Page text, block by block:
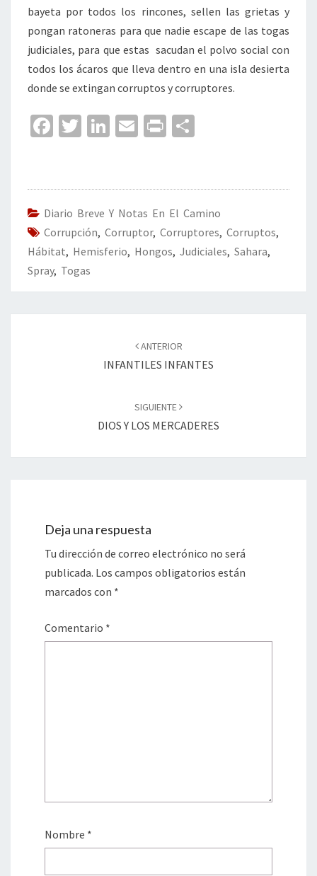
bayeta por todos los rincones, sellen las grietas y
pongan ratoneras para que nadie escape de las togas
judiciales, para que estas sacudan el polvo social con
todos los ácaros que lleva dentro en una isla desierta
donde se extingan corruptos y corruptores.
Fa
o
o
k
T
er
Li
dI
n
E
l
Pr
p
ar
tir
Diario Breve Y Notas En El Camino
Corrupción, Corruptor, Corruptores, Corruptos,
Hábitat, Hemisferio, Hongos, Judiciales, Sahara,
Spray, Togas
ANTERIOR
INFANTILES INFANTES
SIGUIENTE
DIOS Y LOS MERCADERES
Deja una respuesta
Tu dirección de correo electrónico no será
publicada. Los campos obligatorios están
marcados con *
Comentario *
Nombre *